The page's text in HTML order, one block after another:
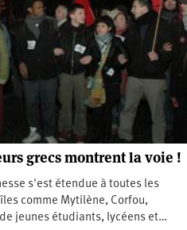
grecs montrent la voie !
s'est étendue à toutes les
comme Mytilène, Corfou,
jeunes étudiants, lycéens et…